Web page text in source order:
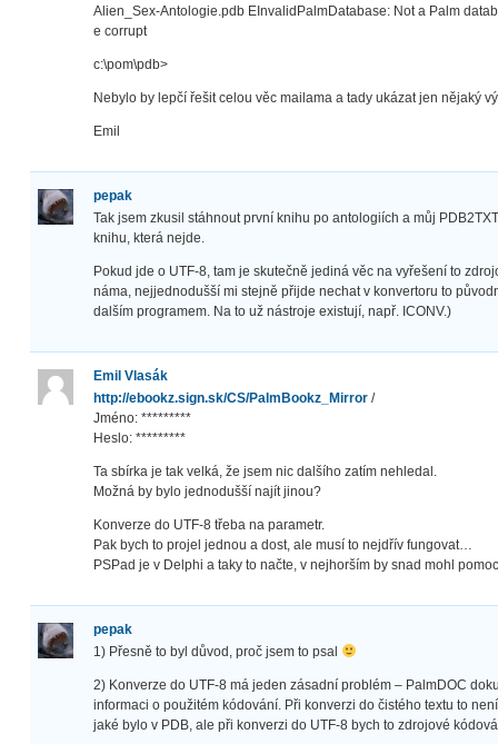
Alien_Sex-Antologie.pdb EInvalidPalmDatabase: Not a Palm
e corrupt
c:\pom\pdb>
Nebylo by lepčí řešit celou věc mailama a tady ukázat jen nějaký
Emil
pepak
Tak jsem zkusil stáhnout první knihu po antologiích a můj
knihu, která nejde.
Pokud jde o UTF-8, tam je skutečně jediná věc na vyřešení to
náma, nejjednodušší mi stejně přijde nechat v konvertoru to
dalším programem. Na to už nástroje existují, např. ICONV.)
Emil Vlasák
http://ebookz.sign.sk/CS/PalmBookz_Mirror /
Jméno: *********
Heslo: *********
Ta sbírka je tak velká, že jsem nic dalšího zatím nehledal.
Možná by bylo jednodušší najít jinou?
Konverze do UTF-8 třeba na parametr.
Pak bych to projel jednou a dost, ale musí to nejdřív fungovat…
PSPad je v Delphi a taky to načte, v nejhorším by snad mohl
pepak
1) Přesně to byl důvod, proč jsem to psal
2) Konverze do UTF-8 má jeden zásadní problém – PalmDOC
informaci o použitém kódování. Při konverzi do čistého textu to
jaké bylo v PDB, ale při konverzi do UTF-8 bych to zdrojové